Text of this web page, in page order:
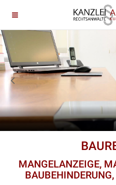
MANGELANZEIGE,